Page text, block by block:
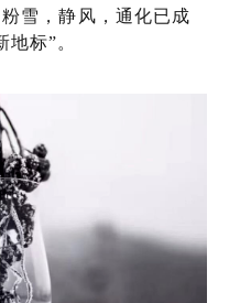
雪，静风，通化已成
标”。